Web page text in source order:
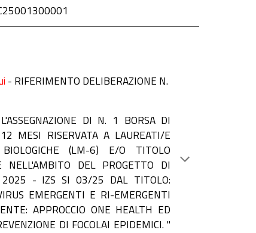
- RIFERIMENTO DELIBERAZIONE N.
DI N. 1 BORSA DI
MESI RISERVATA A LAUREATI/E
(LM-6) E/O TITOLO
NELL'AMBITO DEL PROGETTO DI
2025 - IZS SI 03/25 DAL TITOLO:
EMERGENTI E RI-EMERGENTI
APPROCCIO ONE HEALTH ED
DI FOCOLAI EPIDEMICI. "